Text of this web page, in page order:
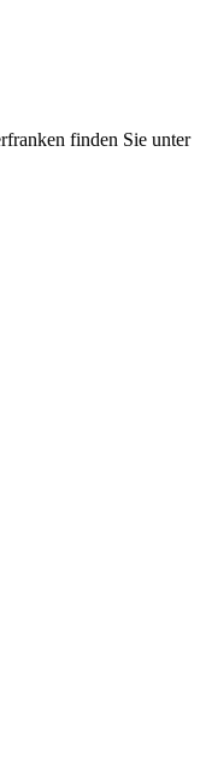
finden Sie unter